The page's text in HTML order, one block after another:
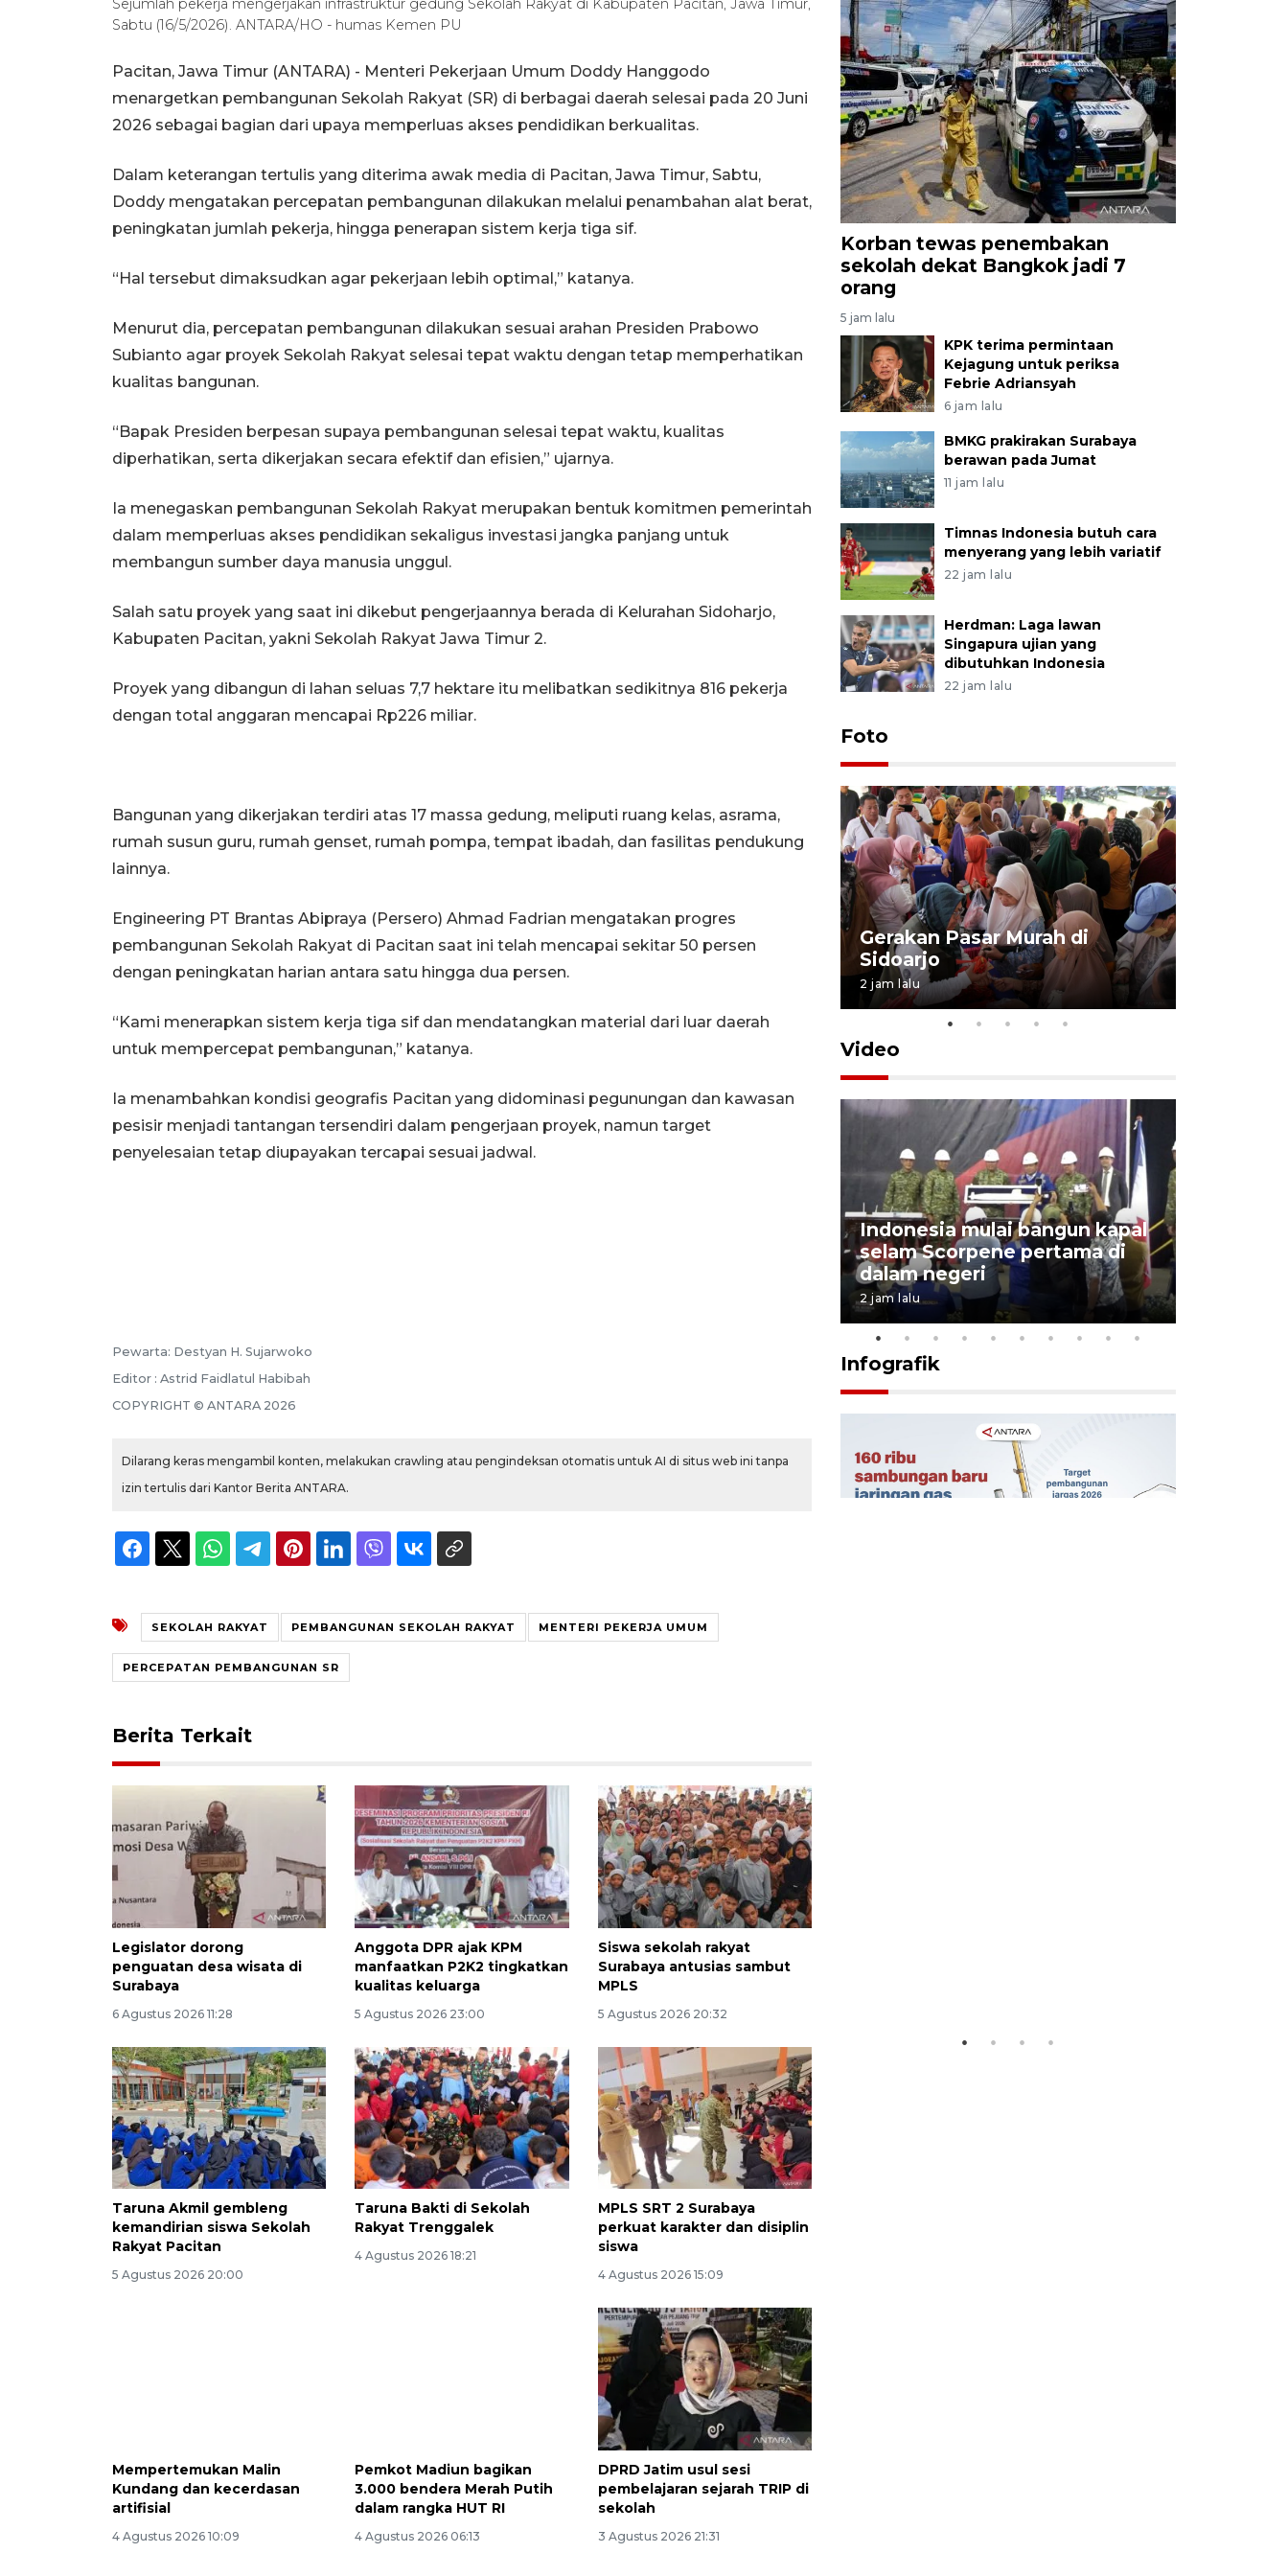
Sejumlah pekerja mengerjakan infrastruktur gedung Sekolah Rakyat di Kabupaten Pacitan, Jawa Timur,
Sabtu (16/5/2026). ANTARA/HO - humas Kemen PU
Pacitan, Jawa Timur (ANTARA) - Menteri Pekerjaan Umum Doddy Hanggodo
menargetkan pembangunan Sekolah Rakyat (SR) di berbagai daerah selesai pada 20 Juni
2026 sebagai bagian dari upaya memperluas akses pendidikan berkualitas.
Dalam keterangan tertulis yang diterima awak media di Pacitan, Jawa Timur, Sabtu,
Doddy mengatakan percepatan pembangunan dilakukan melalui penambahan alat berat,
peningkatan jumlah pekerja, hingga penerapan sistem kerja tiga sif.
“Hal tersebut dimaksudkan agar pekerjaan lebih optimal,” katanya.
Menurut dia, percepatan pembangunan dilakukan sesuai arahan Presiden Prabowo
Subianto agar proyek Sekolah Rakyat selesai tepat waktu dengan tetap memperhatikan
kualitas bangunan.
“Bapak Presiden berpesan supaya pembangunan selesai tepat waktu, kualitas
diperhatikan, serta dikerjakan secara efektif dan efisien,” ujarnya.
Ia menegaskan pembangunan Sekolah Rakyat merupakan bentuk komitmen pemerintah
dalam memperluas akses pendidikan sekaligus investasi jangka panjang untuk
membangun sumber daya manusia unggul.
Salah satu proyek yang saat ini dikebut pengerjaannya berada di Kelurahan Sidoharjo,
Kabupaten Pacitan, yakni Sekolah Rakyat Jawa Timur 2.
Proyek yang dibangun di lahan seluas 7,7 hektare itu melibatkan sedikitnya 816 pekerja
dengan total anggaran mencapai Rp226 miliar.
Bangunan yang dikerjakan terdiri atas 17 massa gedung, meliputi ruang kelas, asrama,
rumah susun guru, rumah genset, rumah pompa, tempat ibadah, dan fasilitas pendukung
lainnya.
Engineering PT Brantas Abipraya (Persero) Ahmad Fadrian mengatakan progres
pembangunan Sekolah Rakyat di Pacitan saat ini telah mencapai sekitar 50 persen
dengan peningkatan harian antara satu hingga dua persen.
“Kami menerapkan sistem kerja tiga sif dan mendatangkan material dari luar daerah
untuk mempercepat pembangunan,” katanya.
Ia menambahkan kondisi geografis Pacitan yang didominasi pegunungan dan kawasan
pesisir menjadi tantangan tersendiri dalam pengerjaan proyek, namun target
penyelesaian tetap diupayakan tercapai sesuai jadwal.
Pewarta: Destyan H. Sujarwoko
Editor : Astrid Faidlatul Habibah
COPYRIGHT © ANTARA 2026
Dilarang keras mengambil konten, melakukan crawling atau pengindeksan otomatis untuk AI di situs web ini tanpa
izin tertulis dari Kantor Berita ANTARA.
SEKOLAH RAKYAT PEMBANGUNAN SEKOLAH RAKYAT MENTERI PEKERJA UMUM
PERCEPATAN PEMBANGUNAN SR
Berita Terkait
Legislator dorong
penguatan desa wisata di
Surabaya
6 Agustus 2026 11:28
Anggota DPR ajak KPM
manfaatkan P2K2 tingkatkan
kualitas keluarga
5 Agustus 2026 23:00
Siswa sekolah rakyat
Surabaya antusias sambut
MPLS
5 Agustus 2026 20:32
Taruna Akmil gembleng
kemandirian siswa Sekolah
Rakyat Pacitan
5 Agustus 2026 20:00
Taruna Bakti di Sekolah
Rakyat Trenggalek
4 Agustus 2026 18:21
MPLS SRT 2 Surabaya
perkuat karakter dan disiplin
siswa
4 Agustus 2026 15:09
Mempertemukan Malin
Kundang dan kecerdasan
artifisial
4 Agustus 2026 10:09
Pemkot Madiun bagikan
3.000 bendera Merah Putih
dalam rangka HUT RI
4 Agustus 2026 06:13
DPRD Jatim usul sesi
pembelajaran sejarah TRIP di
sekolah
3 Agustus 2026 21:31
Korban tewas penembakan
sekolah dekat Bangkok jadi 7
orang
5 jam lalu
KPK terima permintaan
Kejagung untuk periksa
Febrie Adriansyah
6 jam lalu
BMKG prakirakan Surabaya
berawan pada Jumat
11 jam lalu
Timnas Indonesia butuh cara
menyerang yang lebih variatif
22 jam lalu
Herdman: Laga lawan
Singapura ujian yang
dibutuhkan Indonesia
22 jam lalu
Foto
Persebaya juara Piala
Presiden 2026
Gerakan Pasar Murah di
Sidoarjo
2 jam lalu
Video
Indonesia mulai bangun kapal
selam Scorpene pertama di
dalam negeri
2 jam lalu
Infografik
Ekonomi triwulan II-2026
tumbuh 5,29 persen